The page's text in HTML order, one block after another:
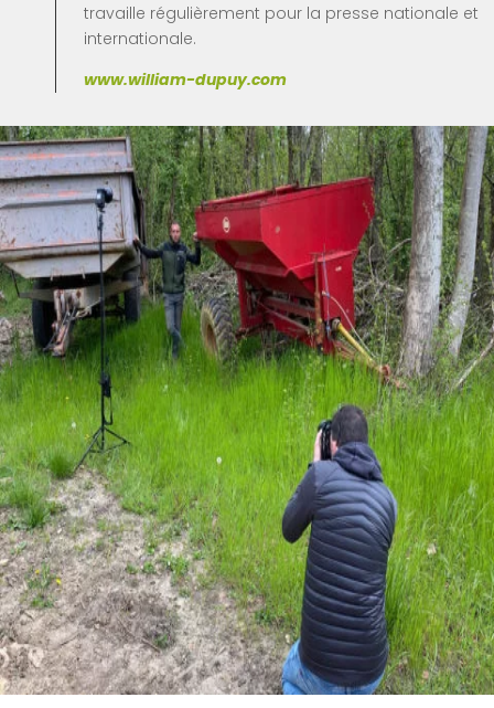
travaille régulièrement pour la presse nationale et
internationale.
www.william-dupuy.com